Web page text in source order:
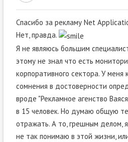
Спасибо за рекламу Net
Нет, правда.
Я не являюсь большим
этому не знал что есть
корпоративного сектора. У меня
сомнения в достоверности
вроде "Рекламное агенство
в 15 человек. Но думаю общую
отражать. А то, грешным делом,
не так понимаю в этой жизни,